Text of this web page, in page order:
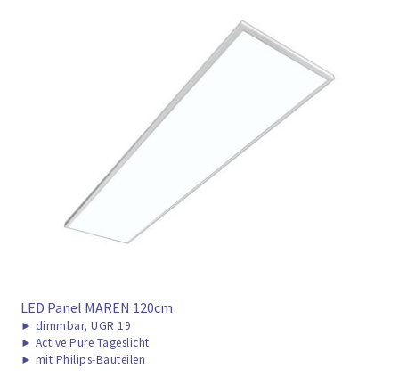
LED Panel MAREN 120cm
► dimmbar, UGR 19
► Active Pure Tageslicht
► mit Philips-Bauteilen